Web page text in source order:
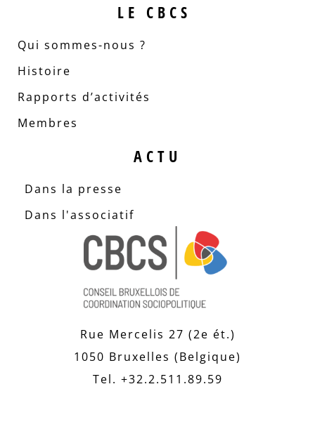
LE CBCS
Qui sommes-nous ?
Histoire
Rapports d’activités
Membres
ACTU
Dans la presse
Dans l'associatif
Rue Mercelis 27 (2e ét.)
1050 Bruxelles (Belgique)
Tel. +32.2.511.89.59